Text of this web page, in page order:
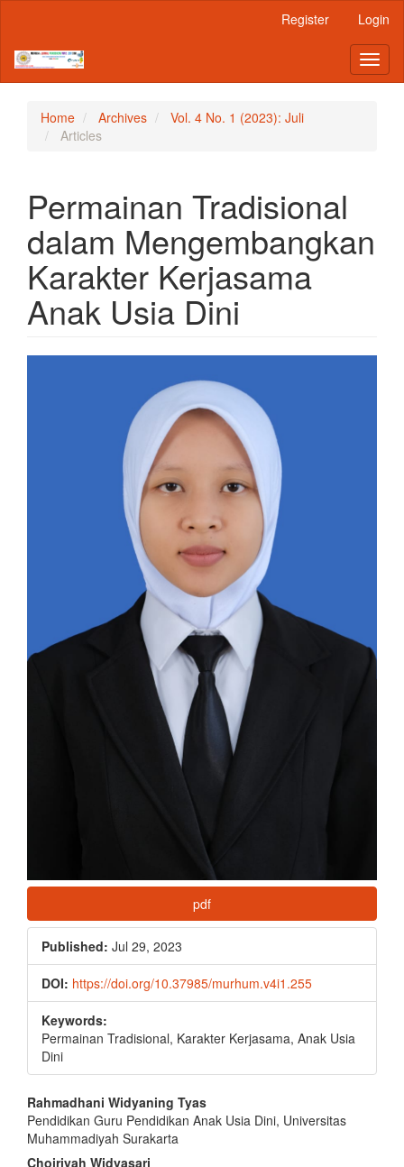
Content
Sidebar
Register Login
Home Archives
Vol. 4 No. 1 (2023): Juli
Articles
Permainan Tradisional
dalam Mengembangkan
Karakter Kerjasama
Anak Usia Dini
pdf
Published: Jul 29, 2023
DOI: https://doi.org/10.37985/murhum.v4i1.255
Keywords:
Permainan Tradisional, Karakter Kerjasama, Anak Usia
Dini
Main
Article
Rahmadhani Widyaning Tyas
Pendidikan Guru Pendidikan Anak Usia Dini, Universitas
Muhammadiyah Surakarta
Choiriyah Widyasari